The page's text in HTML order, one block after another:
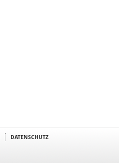
DATENSCHUTZ